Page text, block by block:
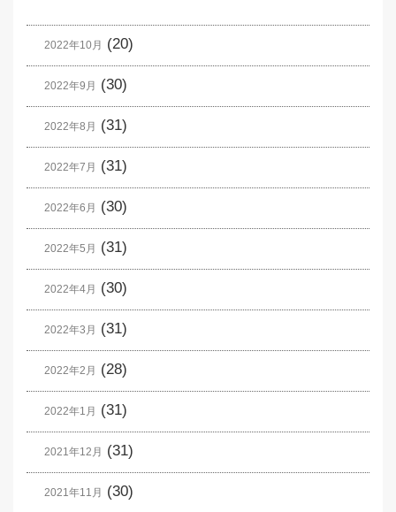
2022年10月 (20)
2022年9月 (30)
2022年8月 (31)
2022年7月 (31)
2022年6月 (30)
2022年5月 (31)
2022年4月 (30)
2022年3月 (31)
2022年2月 (28)
2022年1月 (31)
2021年12月 (31)
2021年11月 (30)